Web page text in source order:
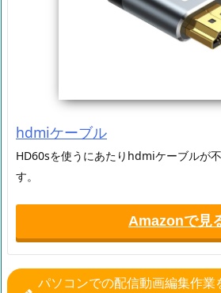
hdmiケーブル
HD60sを使うにあたりhdmiケーブルが
す。
Amazonで見
パソコンでの配信動画編集作業